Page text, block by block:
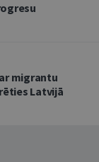
migrantu
Latvijā